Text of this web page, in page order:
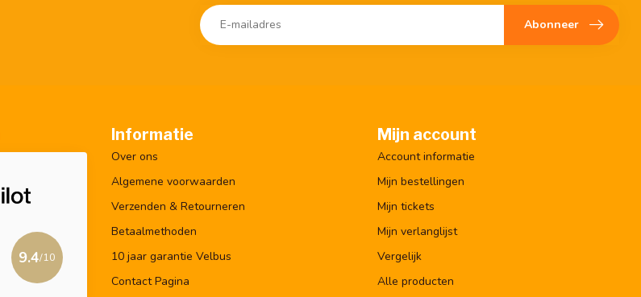
Abonneer
9.4/10
Informatie
Over ons
Algemene voorwaarden
Verzenden & Retourneren
Betaalmethoden
10 jaar garantie Velbus
Contact Pagina
Mijn account
Account informatie
Mijn bestellingen
Mijn tickets
Mijn verlanglijst
Vergelijk
Alle producten